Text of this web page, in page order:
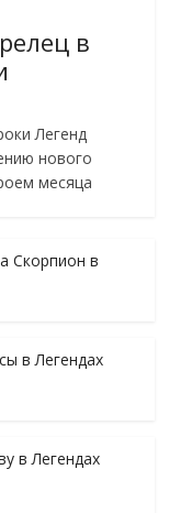
в
Легенд
нового
месяца
Скорпион в
в Легендах
в Легендах